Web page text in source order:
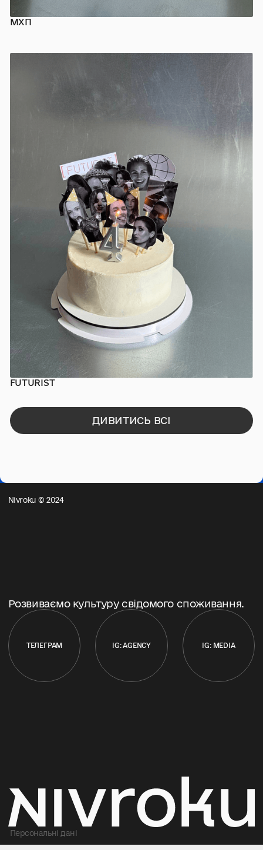
КОРПОРАТИВНІ ПОДАРУНКИ
МХП
ПРЕС-ПАКИ
FUTURIST
ДИВИТИСЬ ВСІ
Nivroku © 2024
Розвиваємо культуру свідомого споживання.
ТЕЛЕГРАМ IG: AGENCY IG: MEDIA
Персональні дані